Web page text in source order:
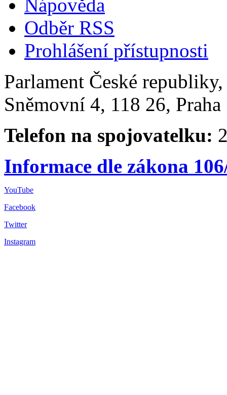
Nápověda
Odběr RSS
Prohlášení přístupnosti
Parlament České
Sněmovní 4, 118 26,
Telefon na spojovatelku:
Informace dle zákona
YouTube
Facebook
Twitter
Instagram